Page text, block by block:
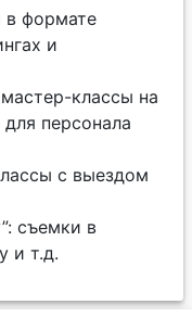
в формате
и
классы на
персонала
с выездом
съемки в
и т.д.